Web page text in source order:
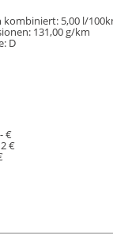
kombiniert: 5,00 l/
131,00 g/km
D
€
€